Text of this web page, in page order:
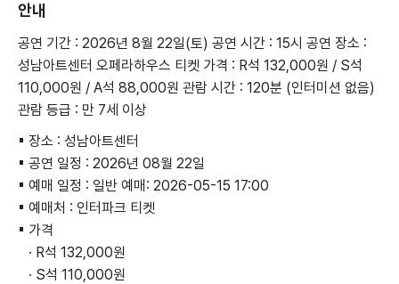
안내
공연 기간 : 2026년 8월 22일(토) 공연 시간 : 15시 공연 장소 :
성남아트센터 오페라하우스 티켓 가격 : R석 132,000원 / S석
110,000원 / A석 88,000원 관람 시간 : 120분 (인터미션 없음)
관람 등급 : 만 7세 이상
▪ 장소 : 성남아트센터
▪ 공연 일정 : 2026년 08월 22일
▪ 예매 일정 : 일반 예매: 2026-05-15 17:00
▪ 예매처 : 인터파크 티켓
▪ 가격
· R석 132,000원
· S석 110,000원